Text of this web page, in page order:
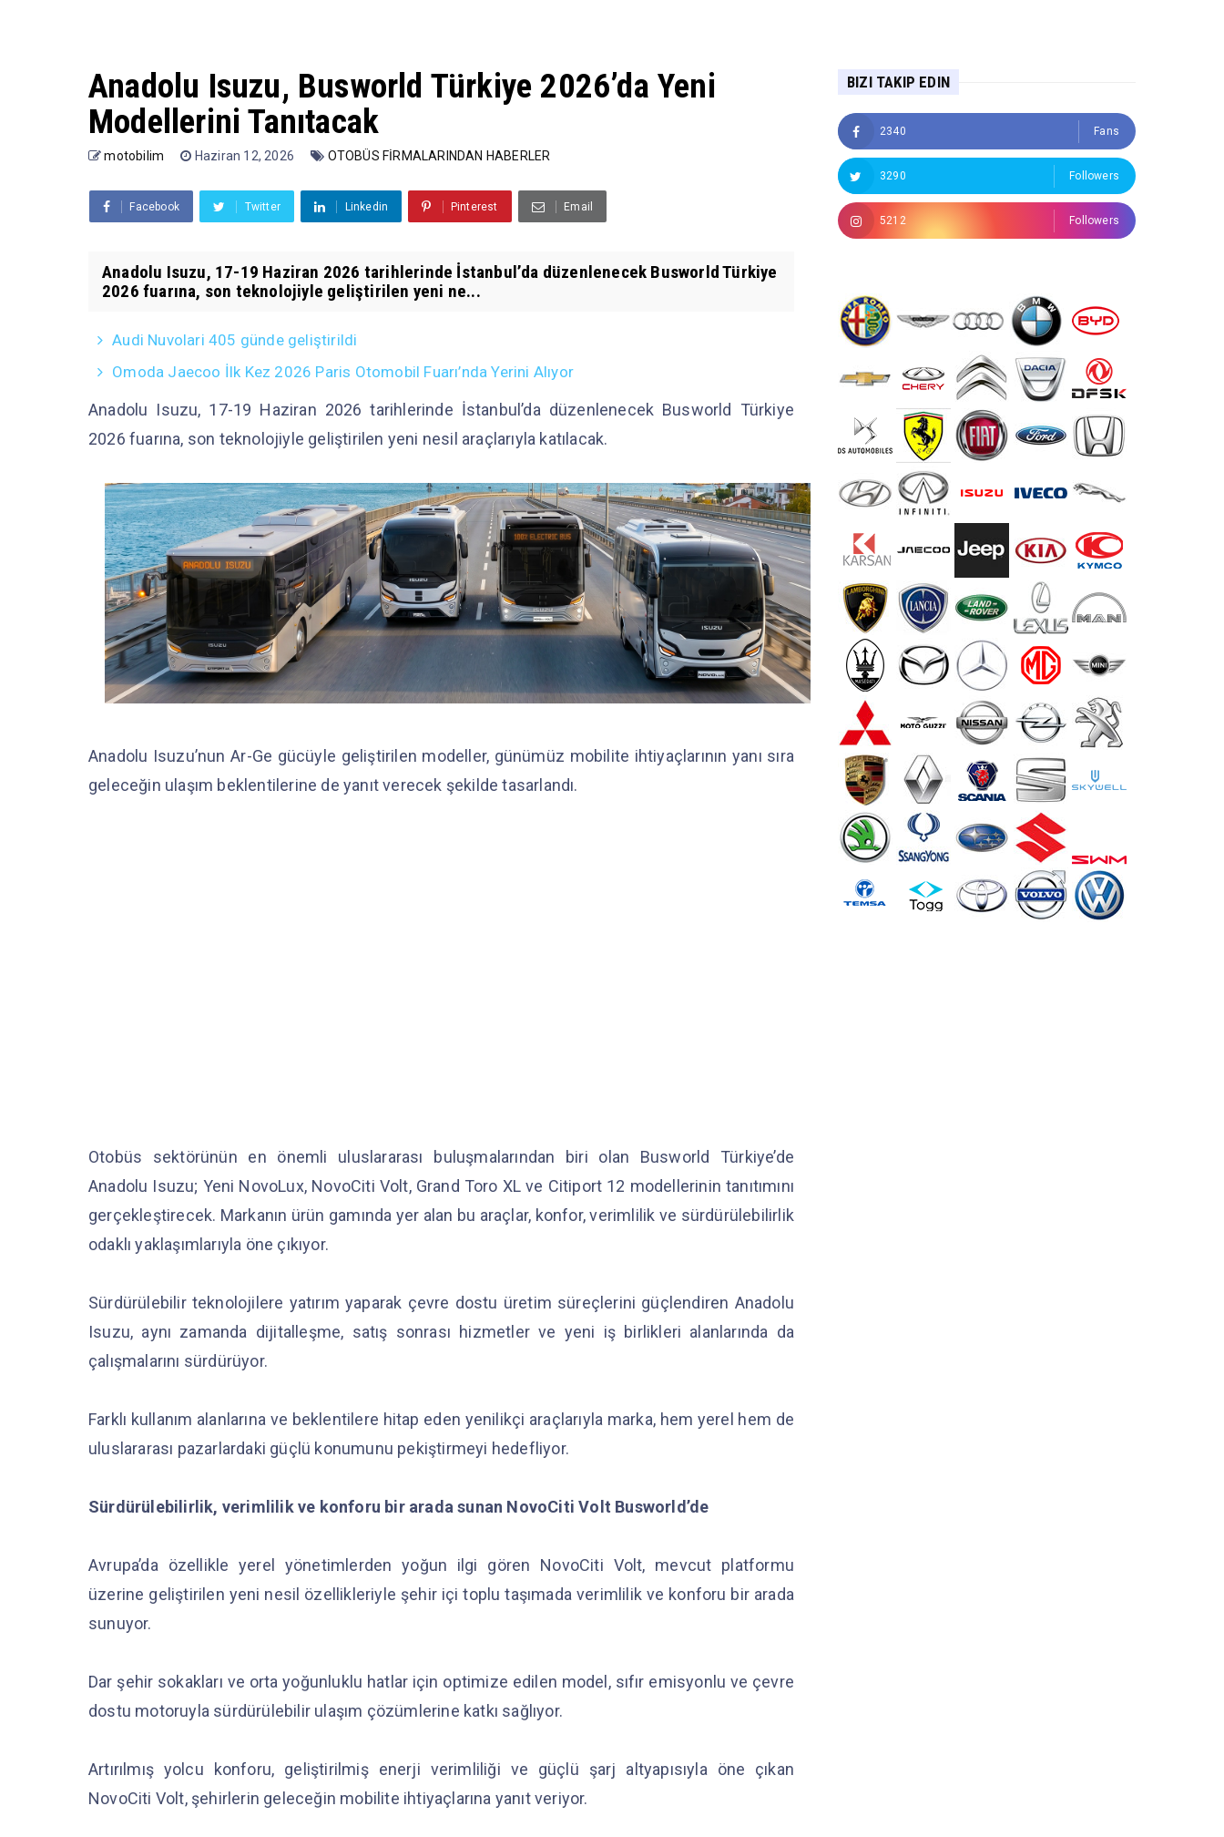
Anadolu Isuzu, Busworld Türkiye 2026’da Yeni
Modellerini Tanıtacak
motobilim Haziran 12, 2026 OTOBÜS FİRMALARINDAN HABERLER
Facebook Twitter Linkedin Pinterest Email
Anadolu Isuzu, 17-19 Haziran 2026 tarihlerinde İstanbul’da düzenlenecek Busworld Türkiye
2026 fuarına, son teknolojiyle geliştirilen yeni ne...
Audi Nuvolari 405 günde geliştirildi
Omoda Jaecoo İlk Kez 2026 Paris Otomobil Fuarı’nda Yerini Alıyor
Anadolu Isuzu, 17-19 Haziran 2026 tarihlerinde İstanbul’da düzenlenecek Busworld Türkiye
2026 fuarına, son teknolojiyle geliştirilen yeni nesil araçlarıyla katılacak.
Anadolu Isuzu’nun Ar-Ge gücüyle geliştirilen modeller, günümüz mobilite ihtiyaçlarının yanı sıra
geleceğin ulaşım beklentilerine de yanıt verecek şekilde tasarlandı.
Otobüs sektörünün en önemli uluslararası buluşmalarından biri olan Busworld Türkiye’de
Anadolu Isuzu; Yeni NovoLux, NovoCiti Volt, Grand Toro XL ve Citiport 12 modellerinin tanıtımını
gerçekleştirecek. Markanın ürün gamında yer alan bu araçlar, konfor, verimlilik ve sürdürülebilirlik
odaklı yaklaşımlarıyla öne çıkıyor.
Sürdürülebilir teknolojilere yatırım yaparak çevre dostu üretim süreçlerini güçlendiren Anadolu
Isuzu, aynı zamanda dijitalleşme, satış sonrası hizmetler ve yeni iş birlikleri alanlarında da
çalışmalarını sürdürüyor.
Farklı kullanım alanlarına ve beklentilere hitap eden yenilikçi araçlarıyla marka, hem yerel hem de
uluslararası pazarlardaki güçlü konumunu pekiştirmeyi hedefliyor.
Sürdürülebilirlik, verimlilik ve konforu bir arada sunan NovoCiti Volt Busworld’de
Avrupa’da özellikle yerel yönetimlerden yoğun ilgi gören NovoCiti Volt, mevcut platformu
üzerine geliştirilen yeni nesil özellikleriyle şehir içi toplu taşımada verimlilik ve konforu bir arada
sunuyor.
Dar şehir sokakları ve orta yoğunluklu hatlar için optimize edilen model, sıfır emisyonlu ve çevre
dostu motoruyla sürdürülebilir ulaşım çözümlerine katkı sağlıyor.
Artırılmış yolcu konforu, geliştirilmiş enerji verimliliği ve güçlü şarj altyapısıyla öne çıkan
NovoCiti Volt, şehirlerin geleceğin mobilite ihtiyaçlarına yanıt veriyor.
BIZI TAKIP EDIN
2340 Fans
3290 Followers
5212 Followers